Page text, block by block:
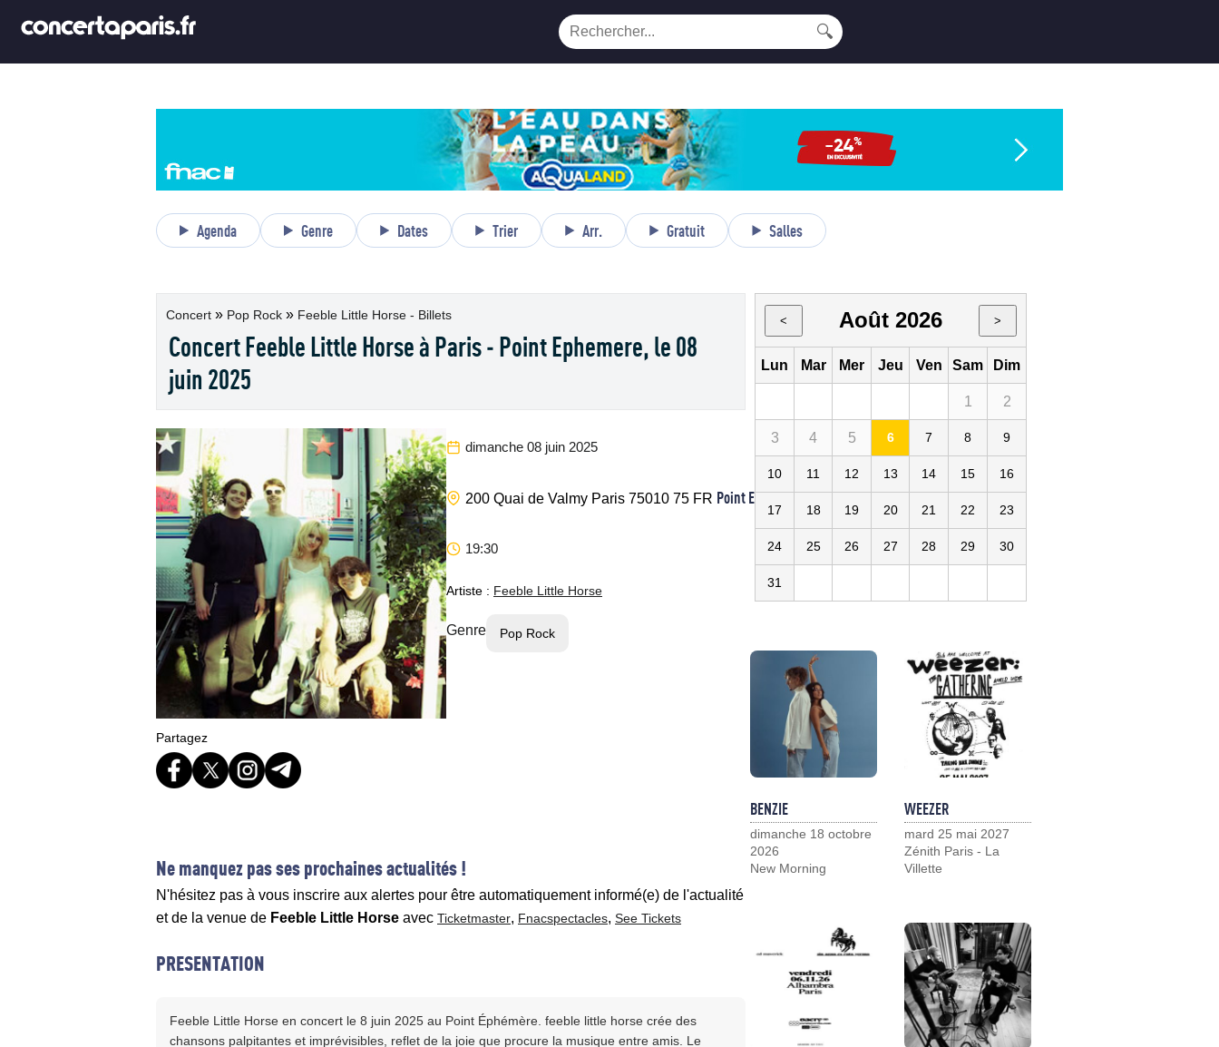
🔍
Agenda Genre Dates Trier Arr. Gratuit Salles
Concert » Pop Rock » Feeble Little Horse - Billets
Concert Feeble Little Horse à Paris - Point Ephemere, le 08
juin 2025
dimanche 08 juin 2025
200 Quai de Valmy Paris 75010 75 FR Point Ephemere
19:30
Artiste : Feeble Little Horse
Genre Pop Rock
Partagez
Ne manquez pas ses prochaines actualités !
N'hésitez pas à vous inscrire aux alertes pour être automatiquement informé(e) de l'actualité
et de la venue de Feeble Little Horse avec Ticketmaster, Fnacspectacles, See Tickets
PRESENTATION
Feeble Little Horse en concert le 8 juin 2025 au Point Éphémère. feeble little horse crée des
chansons palpitantes et imprévisibles, reflet de la joie que procure la musique entre amis. Le
< Août 2026 >
Lun Mar Mer Jeu Ven Sam Dim
1 2
3 4 5 6 7 8 9
10 11 12 13 14 15 16
17 18 19 20 21 22 23
24 25 26 27 28 29 30
31
BENZIE
dimanche 18 octobre
2026
New Morning
WEEZER
mard 25 mai 2027
Zénith Paris - La
Villette